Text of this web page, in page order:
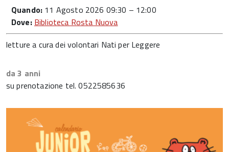
Quando: 11 Agosto 2026 09:30 – 12:00
Dove: Biblioteca Rosta Nuova
letture a cura dei volontari Nati per Leggere
da 3 anni
su prenotazione tel. 0522585636